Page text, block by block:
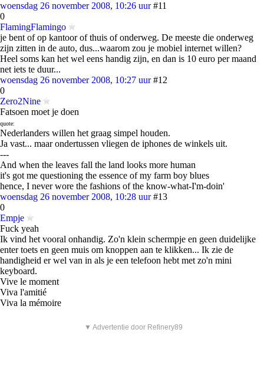
woensdag 26 november 2008, 10:26 uur #11
0
FlamingFlamingo
je bent of op kantoor of thuis of onderweg. De meeste die onderweg
zijn zitten in de auto, dus...waarom zou je mobiel internet willen?
Heel soms kan het wel eens handig zijn, en dan is 10 euro per maand
net iets te duur...
woensdag 26 november 2008, 10:27 uur #12
0
Zero2Nine
Fatsoen moet je doen
quote:
Nederlanders willen het graag simpel houden.
Ja vast... maar ondertussen vliegen de iphones de winkels uit.
---
And when the leaves fall the land looks more human
it's got me questioning the essence of my farm boy blues
hence, I never wore the fashions of the know-what-I'm-doin'
woensdag 26 november 2008, 10:28 uur #13
0
Empje
Fuck yeah
Ik vind het vooral onhandig. Zo'n klein schermpje en geen duidelijke
enter toets en geen muis om knoppen aan te klikken... Ik zie de
handigheid er wel van in als je een telefoon hebt met zo'n mini
keyboard.
Vive le moment
Viva l'amitié
Viva la mémoire
▼ Advertentie door Refinery89